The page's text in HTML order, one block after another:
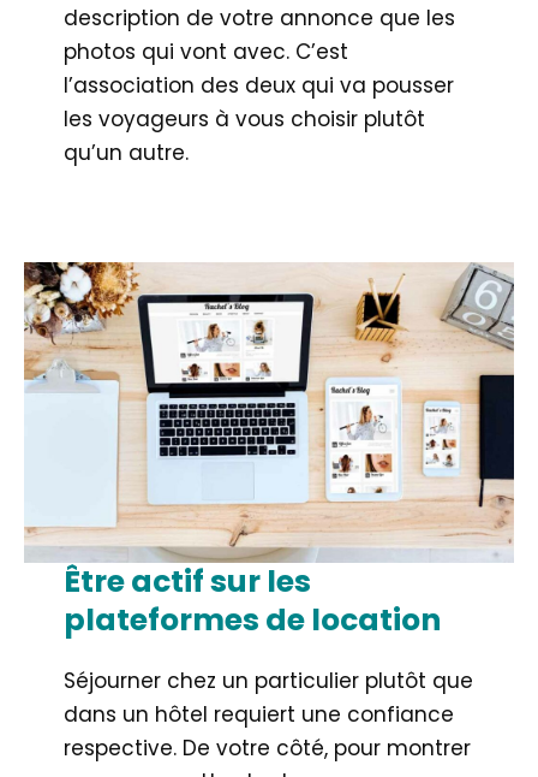
description de votre annonce que les
photos qui vont avec. C’est
l’association des deux qui va pousser
les voyageurs à vous choisir plutôt
qu’un autre.
Être actif sur les
plateformes de location
Séjourner chez un particulier plutôt que
dans un hôtel requiert une confiance
respective. De votre côté, pour montrer